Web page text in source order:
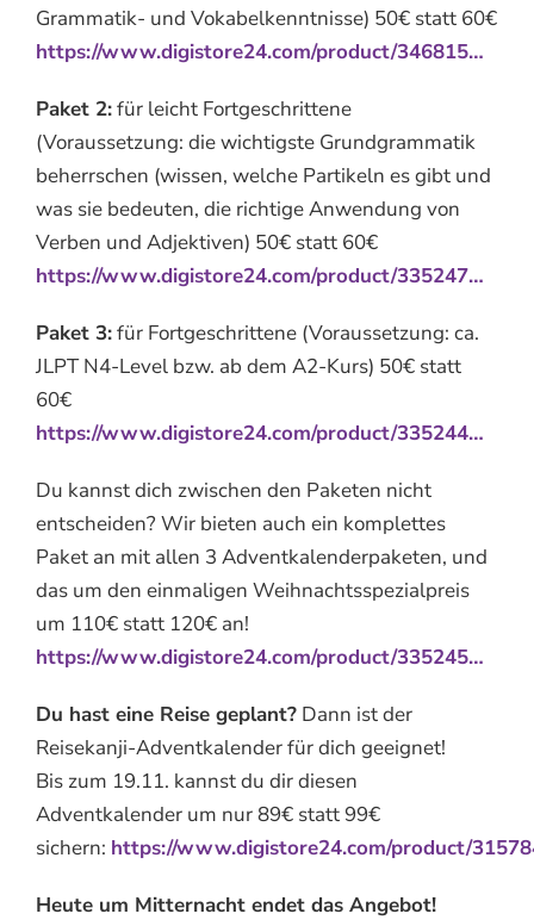
Grammatik- und Vokabelkenntnisse) 50€ statt 60€
https://www.digistore24.com/product/346815…
Paket 2:für leicht Fortgeschrittene
(Voraussetzung: die wichtigste Grundgrammatik
beherrschen (wissen, welche Partikeln es gibt und
was sie bedeuten, die richtige Anwendung von
Verben und Adjektiven) 50€ statt 60€
https://www.digistore24.com/product/335247…
Paket 3:für Fortgeschrittene (Voraussetzung: ca.
JLPT N4-Level bzw. ab dem A2-Kurs) 50€ statt
60€
https://www.digistore24.com/product/335244…
Du kannst dich zwischen den Paketen nicht
entscheiden? Wir bieten auch ein komplettes
Paket an mit allen 3 Adventkalenderpaketen, und
das um den einmaligen Weihnachtsspezialpreis
um 110€ statt 120€ an!
https://www.digistore24.com/product/335245…
Du hast eine Reise geplant? Dann ist der
Reisekanji-Adventkalender für dich geeignet!
Bis zum 19.11. kannst du dir diesen
Adventkalender um nur 89€ statt 99€
sichern: https://www.digistore24.com/product/
Heute um Mitternacht endet das Angebot!